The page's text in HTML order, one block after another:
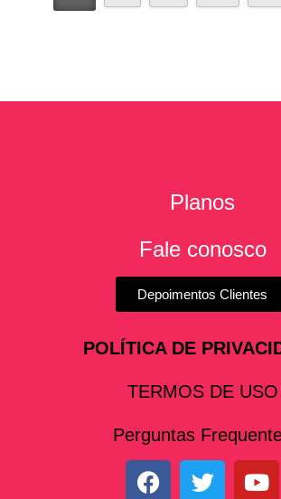
Planos
Fale conosco
Depoimentos Clientes
POLÍTICA DE
TERMOS DE USO
Perguntas